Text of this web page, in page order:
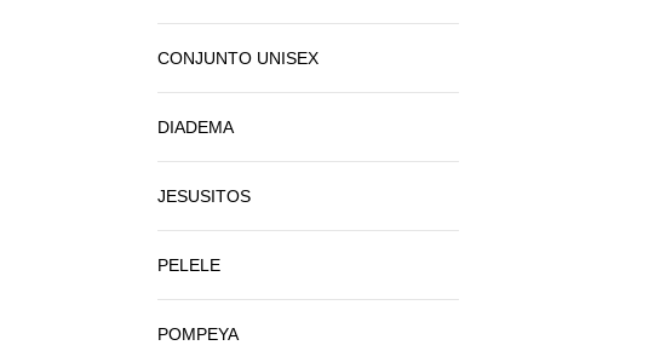
CONJUNTO UNISEX
DIADEMA
JESUSITOS
PELELE
POMPEYA